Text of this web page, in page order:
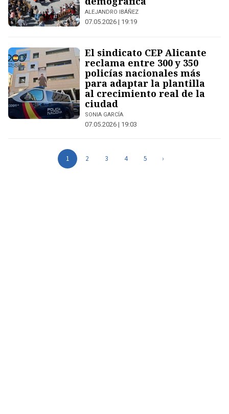
ALEJANDRO IBÁÑEZ
07.05.2026 | 19:19
El sindicato CEP Alicante
reclama entre 300 y 350
policías nacionales más
para adaptar la plantilla
al crecimiento real de la
ciudad
SONIA GARCÍA
07.05.2026 | 19:03
1 2 3 4 5 ›